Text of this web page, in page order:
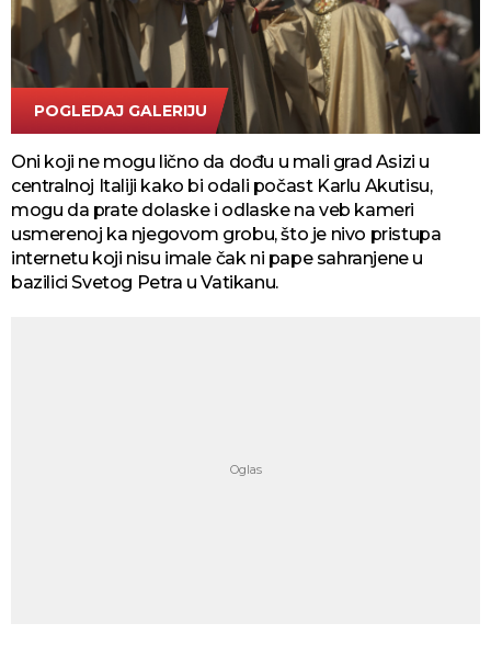
POGLEDAJ GALERIJU
Oni koji ne mogu lično da dođu u mali grad Asizi u
centralnoj Italiji kako bi odali počast Karlu Akutisu,
mogu da prate dolaske i odlaske na veb kameri
usmerenoj ka njegovom grobu, što je nivo pristupa
internetu koji nisu imale čak ni pape sahranjene u
bazilici Svetog Petra u Vatikanu.